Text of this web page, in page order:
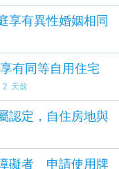
有異性婚姻相同
有同等自用住宅
2 天前
認定，自住房地與
礙者 申請使用牌